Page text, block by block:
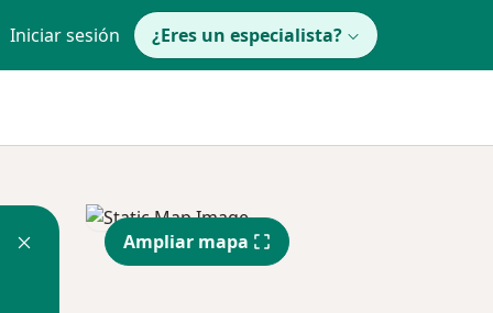
Iniciar sesión ¿Eres un especialista?
Ampliar mapa